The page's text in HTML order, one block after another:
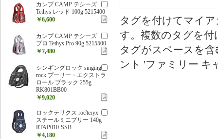
タグを付けてマイ
す。複数のタグを
タグがスペースを
ント 'ファミリー キ
カンプ CAMP テシーズ
Tethys レッド 100g 5215400
￥6,600
カンプ CAMP テシーズ
プロ Tethys Pro 90g 5215500
￥7,480
シンギングロック singing
rock プーリー・エクストラ
ロール ブラック 255g
RK801BB00
￥9,020
ロックテリクス roc'teryx
スチールミニプリー 140g
RTAP010-SSB
￥4,180